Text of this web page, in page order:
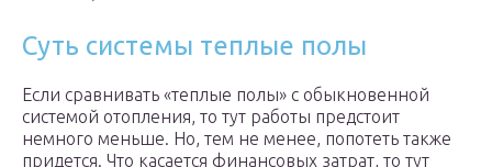
Суть системы теплые полы
Если сравнивать «теплые полы» с обыкновенной
системой отопления, то тут работы предстоит
немного меньше. Но, тем не менее, попотеть также
придется. Что касается финансовых затрат, то тут